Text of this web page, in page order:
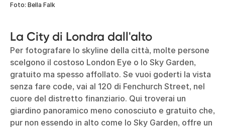
Foto: Bella Falk
La City di Londra dall'alto
Per fotografare lo skyline della città, molte persone
scelgono il costoso London Eye o lo Sky Garden,
gratuito ma spesso affollato. Se vuoi goderti la vista
senza fare code, vai al 120 di Fenchurch Street, nel
cuore del distretto finanziario. Qui troverai un
giardino panoramico meno conosciuto e gratuito che,
pur non essendo in alto come lo Sky Garden, offre un